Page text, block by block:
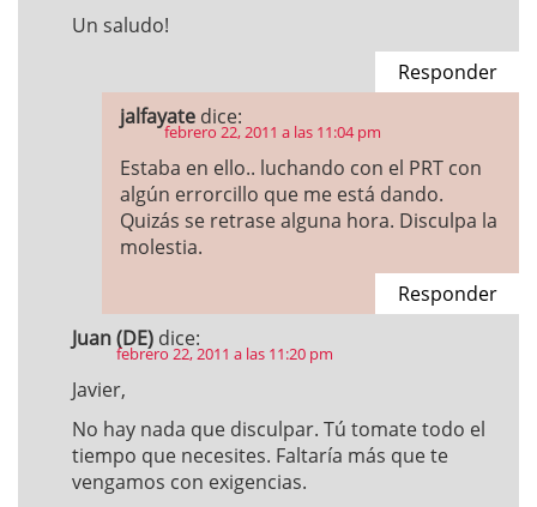
Un saludo!
Responder
jalfayate dice:
febrero 22, 2011 a las 11:04 pm
Estaba en ello.. luchando con el PRT con
algún errorcillo que me está dando.
Quizás se retrase alguna hora. Disculpa la
molestia.
Responder
Juan (DE) dice:
febrero 22, 2011 a las 11:20 pm
Javier,
No hay nada que disculpar. Tú tomate todo el
tiempo que necesites. Faltaría más que te
vengamos con exigencias.